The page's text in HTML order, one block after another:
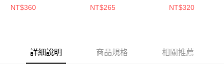
恩沛科技股份有限公司將有權停止該用戶之使用額度並採取法律行動。
透明手提袋(款式可任
NT$360
水透明手提袋【5周年
NT$265
明兒童餐袋【5周
NT$320
詳細說明 商品規格 相關推薦